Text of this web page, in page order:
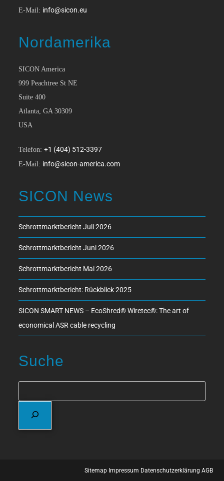
E-Mail: info@sicon.eu
Nordamerika
SICON America
999 Peachtree St NE
Suite 400
Atlanta, GA 30309
USA
Telefon:+1 (404) 512-3397
E-Mail: info@sicon-america.com
SICON News
Schrottmarktbericht Juli 2026
Schrottmarktbericht Juni 2026
Schrottmarktbericht Mai 2026
Schrottmarktbericht: Rückblick 2025
SICON SMART NEWS – EcoShred® Wiretec®: The art of
economical ASR cable recycling
Suche
Sitemap Impressum Datenschutzerklärung AGB